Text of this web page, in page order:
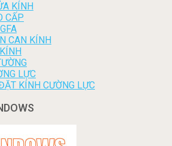
KÍNH
CẤP
CAN KÍNH
LỰC
KÍNH CƯỜNG LỰC